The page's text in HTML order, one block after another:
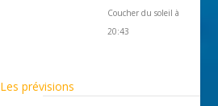
Coucher du soleil à
20:43
Les prévisions